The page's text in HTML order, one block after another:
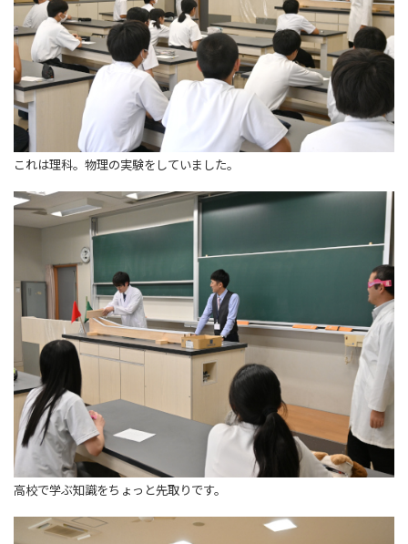
これは理科。物理の実験をしていました。
高校で学ぶ知識をちょっと先取りです。